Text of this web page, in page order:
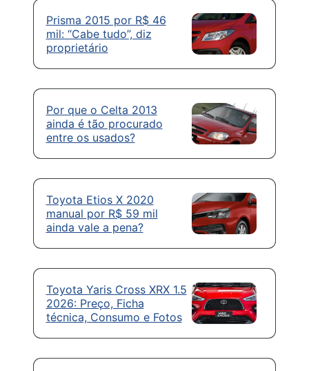
Prisma 2015 por R$ 46
mil: “Cabe tudo”, diz
proprietário
Por que o Celta 2013
ainda é tão procurado
entre os usados?
Toyota Etios X 2020
manual por R$ 59 mil
ainda vale a pena?
Toyota Yaris Cross XRX 1.5
2026: Preço, Ficha
técnica, Consumo e Fotos